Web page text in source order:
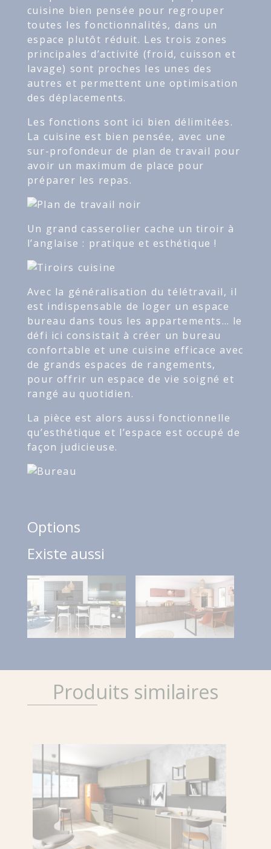
cuisine bien pensée pour regrouper
toutes les fonctionnalités, dans un
espace plutôt réduit. Les trois zones
principales d’activité (froid, cuisson et
lavage) sont proches les unes des
autres et permettent une optimisation
des déplacements.
Les fonctions sont ici bien délimitées.
La cuisine est bien pensée, avec une
sur-profondeur de plan de travail pour
avoir un maximum de place pour
préparer les repas.
Un grand casserolier cache un tiroir à
l’anglaise : pratique et esthétique !
Avec la généralisation du télétravail, il
est indispensable de loger un espace
bureau dans tous les appartements… le
défi ici consistait à créer un bureau
confortable et une cuisine efficace avec
de grands espaces de rangements,
pour offrir un espace de vie soigné et
rangé au quotidien.
La pièce est alors aussi fonctionnelle
qu’esthétique et l’espace est occupé de
façon judicieuse.
Options
Existe aussi
Produits similaires